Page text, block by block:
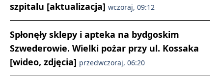
szpitalu [aktualizacja] wczoraj, 09:12
Spłonęły sklepy i apteka na bydgoskim
Szwederowie. Wielki pożar przy ul. Kossaka
[wideo, zdjęcia] przedwczoraj, 06:20